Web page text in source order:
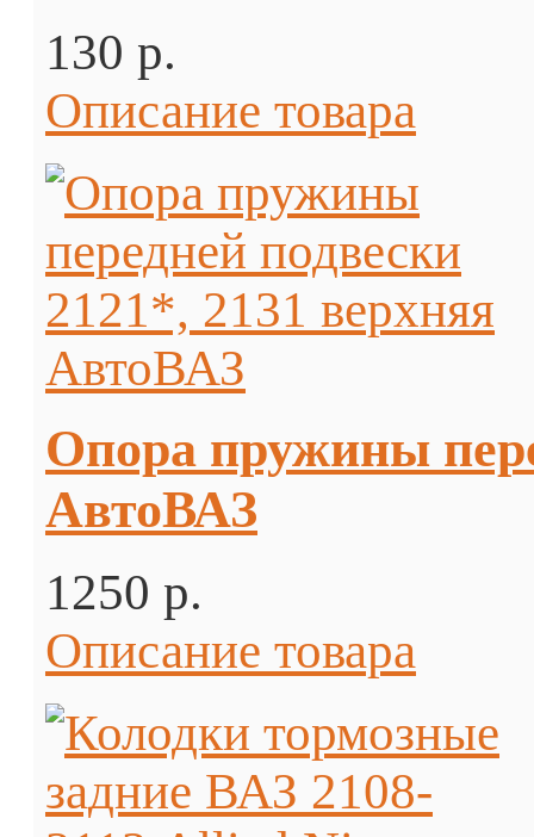
130 p.
Описание товара
Опора пружины
АвтоВАЗ
1250 p.
Описание товара